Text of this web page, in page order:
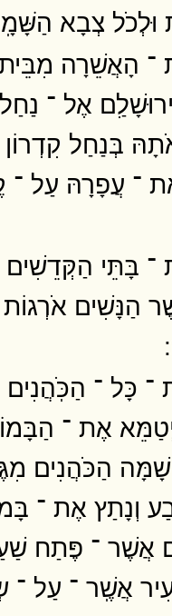
וּלְכֹל צְבָא
־ הָאֲשֵׁרָה
אֶל ־
בְּנַחַל
־ עֲפָרָהּ עַל ־
־ בָּתֵּי
הַנָּשִׁים
־ כָּל ־ הַכֹּֽהֲנִים
אֶת ־
שָׁמָּה הַכֹּהֲנִים
וְנָתַץ אֶת ־
אֲשֶׁר ־ פֶּתַח
אֲשֶֽׁר ־ עַל ־